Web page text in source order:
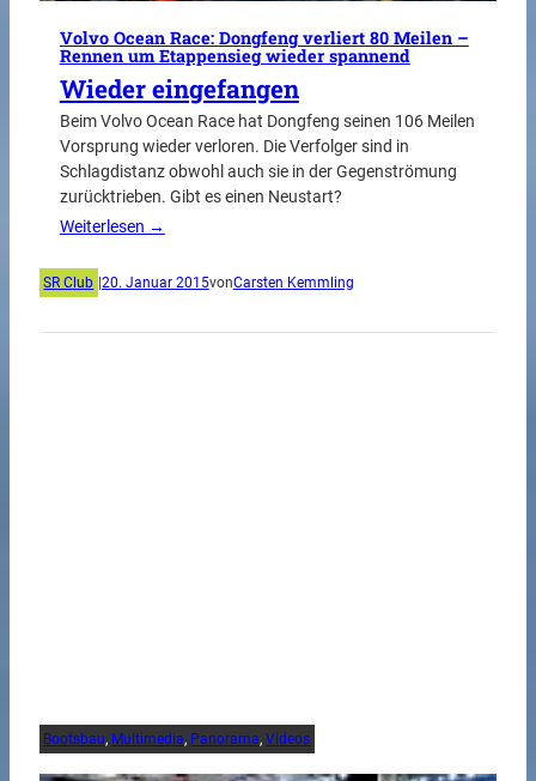
Volvo Ocean Race: Dongfeng verliert 80 Meilen –
Rennen um Etappensieg wieder spannend
Wieder eingefangen
Beim Volvo Ocean Race hat Dongfeng seinen 106 Meilen
Vorsprung wieder verloren. Die Verfolger sind in
Schlagdistanz obwohl auch sie in der Gegenströmung
zurücktrieben. Gibt es einen Neustart?
Weiterlesen →
SR Club |20. Januar 2015vonCarsten Kemmling
Bootsbau, Multimedia, Panorama, Videos